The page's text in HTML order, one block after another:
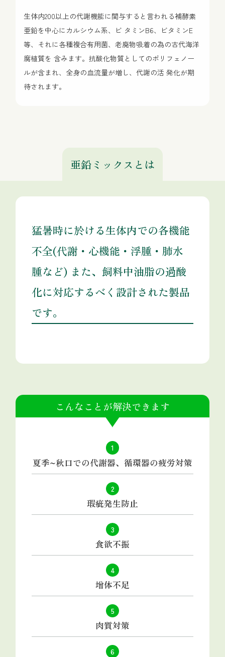
生体内200以上の代謝機能に関与すると言われる補酵素
亜鉛を中心にカルシウム系、ビ タミンB6、ビタミンE
等、それに各種複合有用菌、老廃物吸着の為の古代海洋
腐植質を 含みます。抗酸化物質としてのポリフェノー
ルが含まれ、全身の血流量が増し、代謝の活 発化が期
待されます。
亜鉛ミックスとは
猛暑時に於ける生体内での各機能
不全(代謝・心機能・浮腫・肺水
腫など) また、飼料中油脂の過酸
化に対応するべく設計された製品
です。
こんなことが解決できます
1
夏季~秋口での代謝器、循環器の疲労対策
2
瑕疵発生防止
3
食欲不振
4
增体不足
5
肉質対策
6